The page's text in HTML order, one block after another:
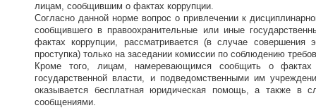
лицам, сообщившим о фактах коррупции.
Согласно данной норме вопрос о привлечении к
сообщившего в правоохранительные или иные
фактах коррупции, рассматривается (в случае
проступка) только на заседании комиссии по соблюдению
Кроме того, лицам, намеревающимся сообщить о фактах
государственной власти, и подведомственными им
оказывается бесплатная юридическая помощь, а также в
сообщениями.